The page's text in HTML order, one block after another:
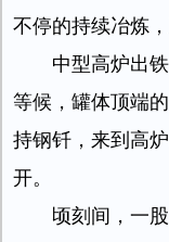
不停的持续冶炼
中型高炉出
等候，罐体顶端
持钢钎，来到高
开。
顷刻间，一